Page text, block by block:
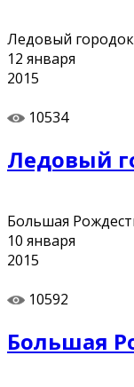
Ледовый
12 января
2015
10534
Ледовый
Большая
10 января
2015
10592
Большая